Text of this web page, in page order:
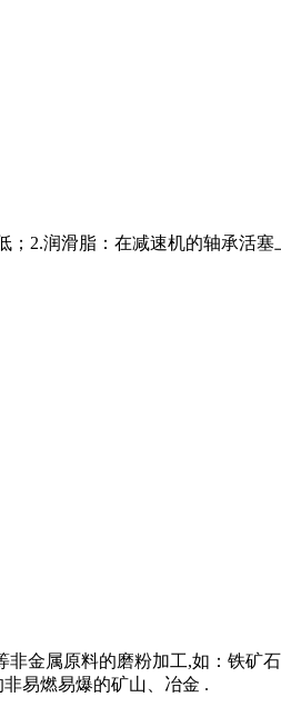
2.润滑脂：在减速机的轴承活
金属原料的磨粉加工,如：铁矿
易燃易爆的矿山、冶金 .